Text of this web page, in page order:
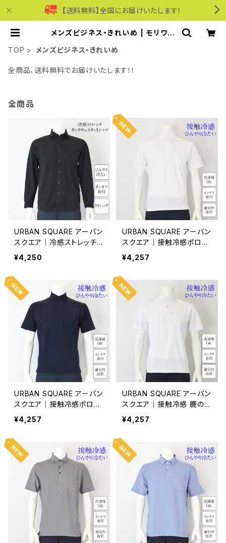
【送料無料】全国にお届けいたします！
メンズビジネス・きれいめ | モリワン
ス・カジュアル
TOP メンズビジネス・きれいめ
全商品、送料無料でお届けいたします！！
全商品
URBAN SQUARE アーバン
スクエア｜冷感ストレッチカ
ッタウェイカットシャツ｜オ
ンオフ着用 メンズ 35316 ブ
¥4,250
URBAN SQUARE アーバン
スクエア｜接触冷感ポロシ
ャツ｜遮熱冷感 洗濯機OK
イージーケア オンオフ着用
¥4,257
URBAN SQUARE アーバン
スクエア｜接触冷感ポロシ
ャツ｜遮熱冷感 洗濯機OK
イージーケア オンオフ着用
¥4,257
URBAN SQUARE アーバン
スクエア｜接触冷感 鹿の子
ボタンダウンポロシャツ｜
洗濯機OK イージーケア オ
ホワイト
¥4,257